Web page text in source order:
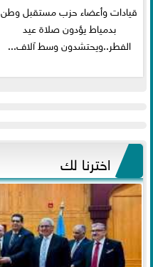
قيادات وأعضاء حزب مستقبل وطن
بدمياط يؤدون صلاة عيد
الفطر..ويحتشدون وسط آلاف...
اخترنا لك